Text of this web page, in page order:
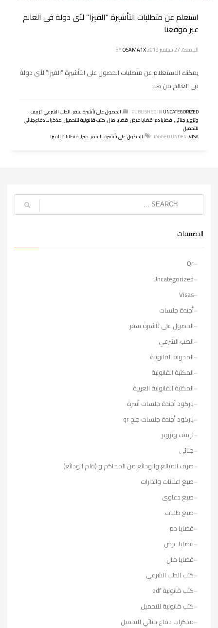
استعلم عن متطلبات التأشيرة “الفيزا” لأى دولة فى العالم
عبر موقعنا
الجمعة, 27 سبتمبر 2019 BYOSAMA1X
يمكنك الاستعلام عن متطلبات الحصول على التأشيرة “الفيزا” لأى دولة
فى العالم من هنا
PUBLISHED IN UNCATEGORIZED
,الحصول على تأشيرة سفر,الطب الشرعي,تزييف
وتزوير,جنائى,قضايا دم,قضايا عرض,قضايا مال,كتب قانونية للتحميل,مذكرات دفاع جنائي
للتحميل
TAGGED UNDER:VISA-الحصول على تأشيرة-السفر ,فيزا,متطلبات الفيزا
التصنيفات
Qr
Uncategorized
Visas
أجندة جلسات
الحصول على تأشيرة سفر
الطب الشرعي
المدونة القانونية
المكتبة القانونية
المكتبة القانونية العربية
باركود أجندة جلسات أسرة
باركود أجندة جلسات جنح qr
تزييف وتزوير
جنائى
صرف المبالغ والودائع من المحاكم و (قلم الودائع)
صيغ اعلانات وانذارات
صيغ دعاوى
صيغ طلبات
قضايا دم
قضايا عرض
قضايا مال
كتب الطب الشرعي
كتب قانونية pdf
كتب قانونية للتحميل
مذكرات دفاع جنائي للتحميل